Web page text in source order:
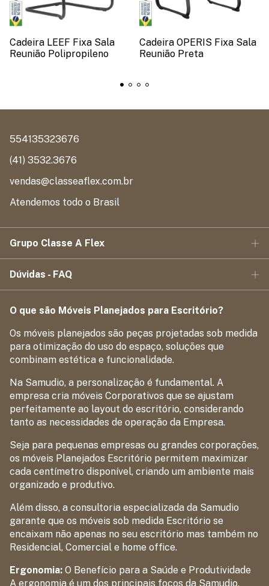
Cadeira LEEF Fixa Sala
Reunião Polipropileno
Cadeira OPERIS Fixa Sala
Reunião Preta
554135323676
(41) 3532.3676
vendas@classeaflex.com.br
Atendemos todo o Brasil
Grupo Classe A Flex
Dúvidas - FAQ
O que são Móveis Planejados para Escritório?
Os móveis planejados são peças projetadas sob medida
para otimização do uso do espaço, soluções que
combinam estética e funcionalidade.
Na Samudio, a personalização é fundamental. A
empresa cria móveis Corporativos que se ajustam
perfeitamente ao layout do escritório, considerando
tanto as necessidades de operação da Empresa.
Seja para pequenas empresas ou grandes corporações,
os móveis Planejados Escritório permitem maximizar
cada centímetro disponível, criando um ambiente mais
organizado e produtivo.
Além disso, a consultoria especializada da Samudio
garante que os móveis sob medida Escritório se
encaixam não apenas no seu escritório mas também no
Residencial, Comercial e home office.
Ergonomia: O Benefício para a Saúde e Produtividade
A ergonomia é um dos principais focos da Samudio.